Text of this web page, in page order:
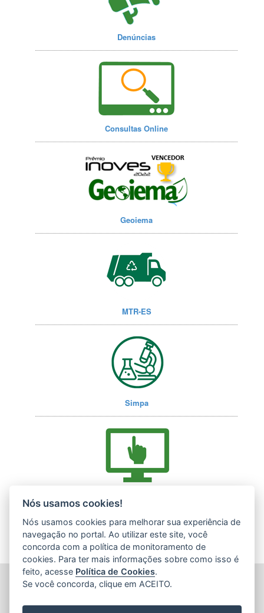
Denúncias
Consultas Online
Geoiema
MTR-ES
Simpa
INSTITUTO ESTADUAL DE MEIO AMBIENTE (IEMA)
CEP: 29140-130 - Cariacica / ES
Nós usamos cookies!
Nós usamos cookies para melhorar sua experiência de
navegação no portal. Ao utilizar este site, você
concorda com a política de monitoramento de
cookies. Para ter mais informações sobre como isso é
feito, acesse Política de Cookies.
Se você concorda, clique em ACEITO.